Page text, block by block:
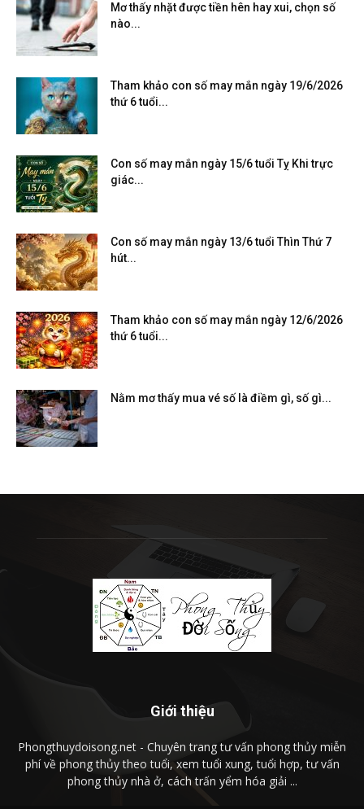
Mơ thấy nhặt được tiền hên hay xui, chọn số
nào...
Tham khảo con số may mắn ngày 19/6/2026
thứ 6 tuổi...
Con số may mắn ngày 15/6 tuổi Tỵ Khi trực
giác...
Con số may mắn ngày 13/6 tuổi Thìn Thứ 7
hút...
Tham khảo con số may mắn ngày 12/6/2026
thứ 6 tuổi...
Nằm mơ thấy mua vé số là điềm gì, số gì...
Giới thiệu
Phongthuydoisong.net - Chuyên trang tư vấn phong thủy miễn
phí về phong thủy theo tuổi, xem tuổi xung, tuổi hợp, tư vấn
phong thủy nhà ở, cách trấn yểm hóa giải ...